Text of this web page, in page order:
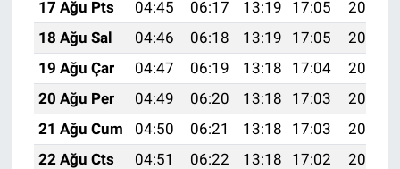
17 Ağu Pts
04:45 06:17 13:19 17:05
20:10
18 Ağu Sal
04:46 06:18 13:19 17:05
20:09
19 Ağu Çar
04:47 06:19 13:18 17:04
20:08
20 Ağu Per
04:49 06:20 13:18 17:03
20:06
21 Ağu Cum
04:50 06:21 13:18 17:03
20:05
22 Ağu Cts
04:51 06:22 13:18 17:02
20:03